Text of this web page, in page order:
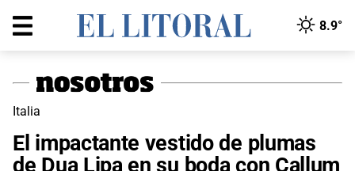
8.9°
Italia
El impactante vestido de plumas
de Dua Lipa en su boda con Callum